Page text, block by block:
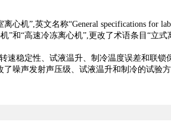
”,英文名称“General specifications for
和“高速冷冻离心机”,更改了术语条目“立式
稳定性、试液温升、制冷温度误差和联锁
噪声发射声压级、试液温升和制冷的试验方